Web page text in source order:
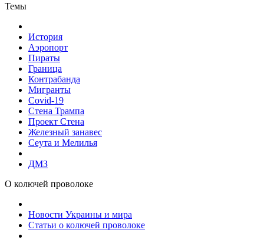
Темы
История
Аэропорт
Пираты
Граница
Контрабанда
Мигранты
Covid-19
Стена Трампа
Проект Стена
Железный занавес
Сеута и Мелилья
ДМЗ
О колючей проволоке
Новости Украины и мира
Статьи о колючей проволоке